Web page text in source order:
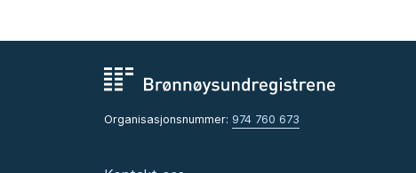
Organisasjonsnummer: 974 760 673